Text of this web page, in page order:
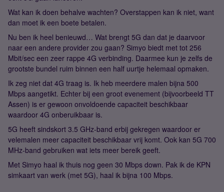
Wat kan ik doen behalve wachten? Overstappen kan ik niet, want
dan moet ik een boete betalen.
Nu ben ik heel benieuwd… Wat brengt 5G dan dat je daarvoor
naar een andere provider zou gaan? Simyo biedt met tot 256
Mbit/sec een zeer rappe 4G verbinding. Daarmee kun je zelfs de
grootste bundel ruim binnen een half uurtje helemaal opmaken.
Ik zeg niet dat 4G traag is. Ik heb meerdere malen bijna 500
Mbps aangetikt. Echter bij een groot evenement (bijvoorbeeld TT
Assen) is er gewoon onvoldoende capaciteit beschikbaar
waardoor 4G onberuikbaar is.
5G heeft sindskort 3.5 GHz-band erbij gekregen waardoor er
velemalen meer capaciteit beschikbaar vrij komt. Ook kan 5G 700
MHz-band gebruiken wat iets meer bereik geeft.
Met Simyo haal ik thuis nog geen 30 Mbps down. Pak ik de KPN
simkaart van werk (met 5G), haal ik bijna 100 Mbps.